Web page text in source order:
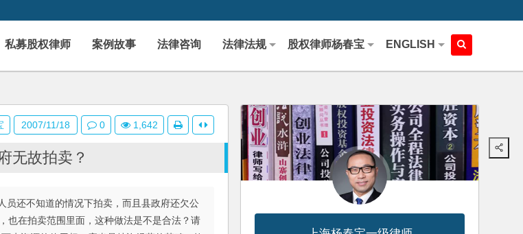
私募股权律师 案例故事 法律咨询 法律法规 股权律师杨春宝 ENGLISH
无故拍卖？
员还不知道的情况下拍卖，而且县政府还欠公
也在拍卖范围里面，这种做法是不是合法？请
2007/11/18 0 1,642